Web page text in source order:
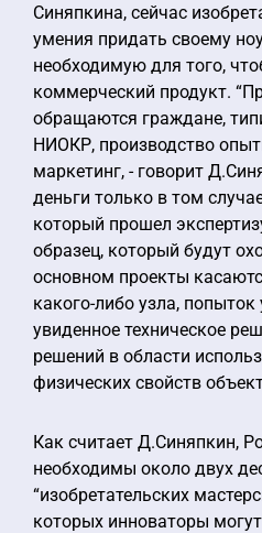
Синяпкина, сейчас
умения придать своему
необходимую для того,
коммерческий продукт.
обращаются граждане,
НИОКР, производство
маркетинг, - говорит
деньги только в том
который прошел
образец, который будут
основном проекты
какого-либо узла,
увиденное техническое
решений в области
физических свойств
Как считает Д.Синяпкин,
необходимы около двух
“изобретательских
которых инноваторы